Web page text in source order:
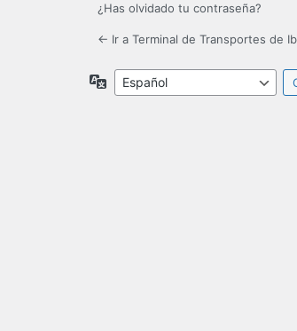
¿Has olvidado tu contraseña?
← Ir a Terminal de Transportes de
Idioma